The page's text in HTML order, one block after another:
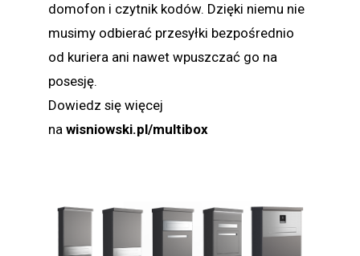
domofon i czytnik kodów. Dzięki niemu nie
musimy odbierać przesyłki bezpośrednio
od kuriera ani nawet wpuszczać go na
posesję.
Dowiedz się więcej
na wisniowski.pl/multibox